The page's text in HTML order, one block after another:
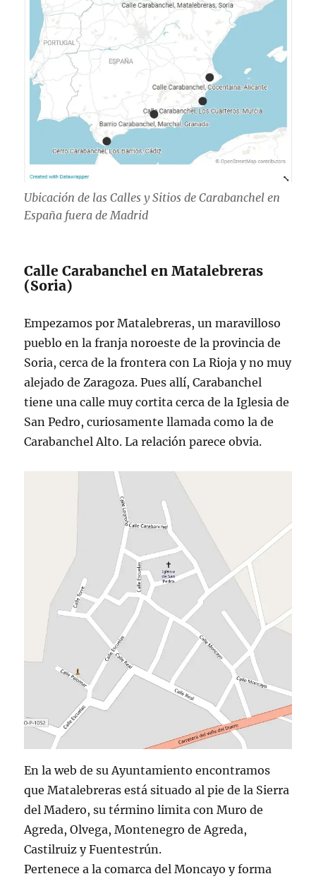
Ubicación de las Calles y Sitios de Carabanchel en
España fuera de Madrid
Calle Carabanchel en Matalebreras
(Soria)
Empezamos por Matalebreras, un maravilloso
pueblo en la franja noroeste de la provincia de
Soria, cerca de la frontera con La Rioja y no muy
alejado de Zaragoza. Pues allí, Carabanchel
tiene una calle muy cortita cerca de la Iglesia de
San Pedro, curiosamente llamada como la de
Carabanchel Alto. La relación parece obvia.
En la web de su Ayuntamiento encontramos
que Matalebreras está situado al pie de la Sierra
del Madero, su término limita con Muro de
Agreda, Olvega, Montenegro de Agreda,
Castilruiz y Fuentestrún.
Pertenece a la comarca del Moncayo y forma